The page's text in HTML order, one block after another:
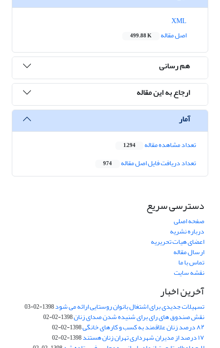
اصل مقاله
499.88 K
هم رسانی
ارجاع به این مقاله
آمار
تعداد مشاهده مقاله 1,294
تعداد دریافت فایل اصل مقاله 974
دسترسی سریع
صفحه اصلی
درباره نشریه
اعضای هیات تحریریه
ارسال مقاله
تماس با ما
نقشه سایت
آخرین اخبار
تسهیلات جدیدی برای اشتغال بانوان روستایی ارائه می شود1398-02-03
نقش صندوق های رای برای شنیده شدن صدای زنان1398-02-02
۸۲ درصد زنان علاقمند به کسب و کارهای خانگی 1398-02-02
۱۷ درصد از مدیران شهرداری تهران زنان هستند 1398-02-02